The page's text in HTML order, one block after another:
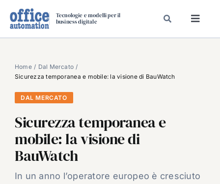
Tecnologie e modelli per il
business digitale
SPECIAL PAPER
TAVOLE ROTONDE DI REDAZIONE
DAL MERCATO
CARRIERE
VIDEO
EVENTI
CHI SIAMO
Home
Dal Mercato
Sicurezza temporanea e mobile: la visione di BauWatch
DAL MERCATO
Sicurezza temporanea e
mobile: la visione di
BauWatch
In un anno l’operatore europeo è cresciuto